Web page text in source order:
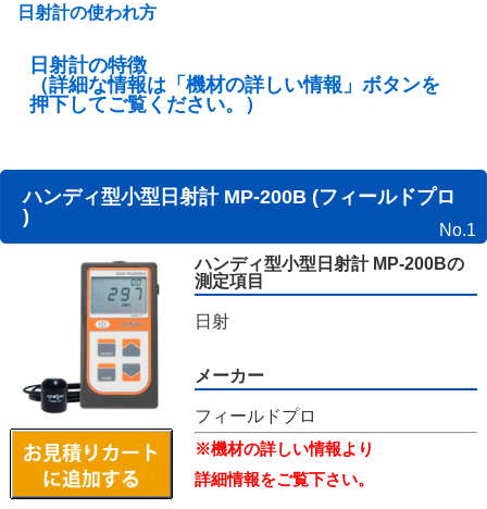
日射計の使われ方
日射計の特徴
（詳細な情報は「機材の詳しい情報」ボタンを
押下してご覧ください。）
ハンディ型小型日射計 MP-200B (フィールドプロ
)
No.1
ハンディ型小型日射計 MP-200Bの
測定項目
日射
メーカー
フィールドプロ
※機材の詳しい情報より
詳細情報をご覧下さい。